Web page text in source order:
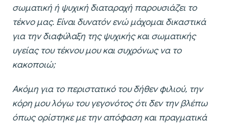
σωματική ή ψυχική διαταραχή παρουσιάζει το
τέκνο μας. Είναι δυνατόν ενώ μάχομαι δικαστικά
για την διαφύλαξη της ψυχικής και σωματικής
υγείας του τέκνου μου και συχρόνως να το
κακοποιώ;
Ακόμη για το περιστατικό του δήθεν φιλιού, την
κόρη μου λόγω του γεγονότος ότι δεν την βλέπω
όπως ορίστηκε με την απόφαση και πραγματικά